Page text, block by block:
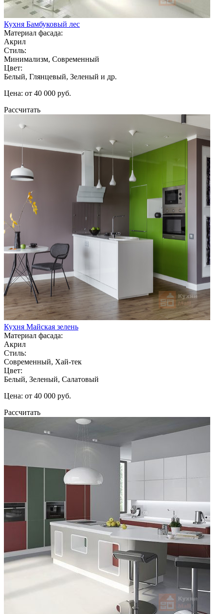
Кухня Бамбуковый лес
Материал фасада:
Акрил
Стиль:
Минимализм, Современный
Цвет:
Белый, Глянцевый, Зеленый и др.
Цена: от 40 000 руб.
Рассчитать
Кухня Майская зелень
Материал фасада:
Акрил
Стиль:
Современный, Хай-тек
Цвет:
Белый, Зеленый, Салатовый
Цена: от 40 000 руб.
Рассчитать